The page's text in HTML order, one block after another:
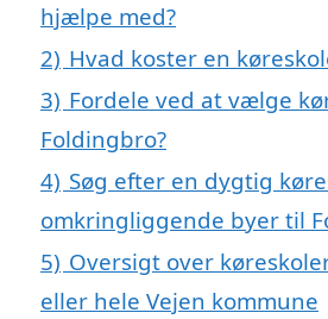
hjælpe med?
2) Hvad koster en
3) Fordele ved at vælge
Foldingbro?
4) Søg efter en dygtig
omkringliggende byer til
5) Oversigt over
eller hele Vejen kommune